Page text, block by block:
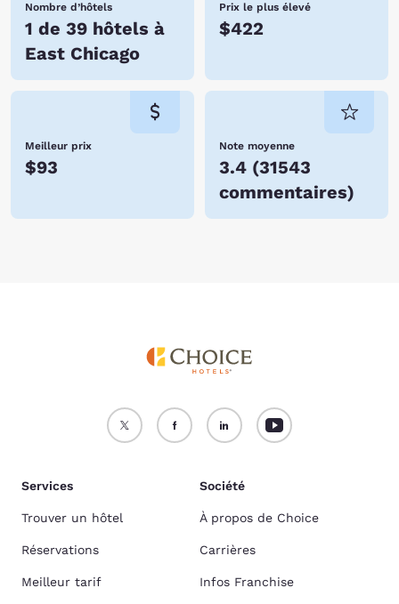
Nombre d’hôtels
1 de 39 hôtels à
East Chicago
Prix le plus élevé
$422
Meilleur prix
$93
Note moyenne
3.4 (31543
commentaires)
Services
Trouver un hôtel
Réservations
Meilleur tarif
Société
À propos de Choice
Carrières
Infos Franchise